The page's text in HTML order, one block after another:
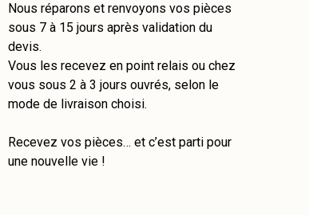
Nous réparons et renvoyons vos pièces
sous 7 à 15 jours après validation du
devis.
Vous les recevez en point relais ou chez
vous sous 2 à 3 jours ouvrés, selon le
mode de livraison choisi.
Recevez vos pièces… et c’est parti pour
une nouvelle vie !